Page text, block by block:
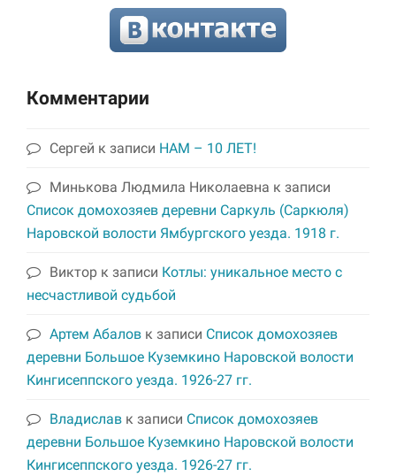
Комментарии
Сергей к записи НАМ – 10 ЛЕТ!
Минькова Людмила Николаевна к записи
Список домохозяев деревни Саркуль (Саркюля)
Наровской волости Ямбургского уезда. 1918 г.
Виктор к записи Котлы: уникальное место с
несчастливой судьбой
Артем Абалов к записи Список домохозяев
деревни Большое Куземкино Наровской волости
Кингисеппского уезда. 1926-27 гг.
Владислав к записи Список домохозяев
деревни Большое Куземкино Наровской волости
Кингисеппского уезда. 1926-27 гг.